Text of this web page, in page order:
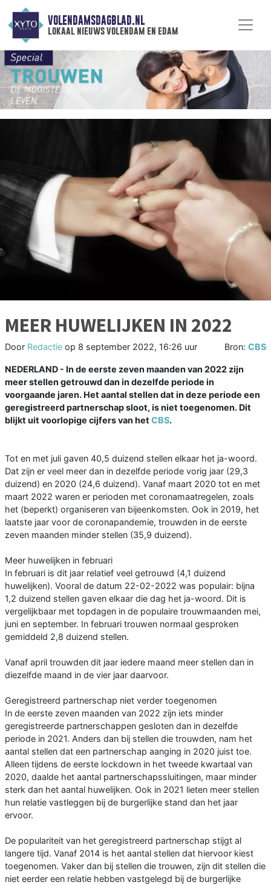
VOLENDAMSDAGBLAD.NL
lokaal nieuws volendam en edam
MEER HUWELIJKEN IN 2022
Door Redactie op 8 september 2022, 16:26 uur Bron: CBS
NEDERLAND - In de eerste zeven maanden van 2022 zijn
meer stellen getrouwd dan in dezelfde periode in
voorgaande jaren. Het aantal stellen dat in deze periode een
geregistreerd partnerschap sloot, is niet toegenomen. Dit
blijkt uit voorlopige cijfers van het CBS.
Tot en met juli gaven 40,5 duizend stellen elkaar het ja-woord.
Dat zijn er veel meer dan in dezelfde periode vorig jaar (29,3
duizend) en 2020 (24,6 duizend). Vanaf maart 2020 tot en met
maart 2022 waren er perioden met coronamaatregelen, zoals
het (beperkt) organiseren van bijeenkomsten. Ook in 2019, het
laatste jaar voor de coronapandemie, trouwden in de eerste
zeven maanden minder stellen (35,9 duizend).
Meer huwelijken in februari
In februari is dit jaar relatief veel getrouwd (4,1 duizend
huwelijken). Vooral de datum 22-02-2022 was populair: bijna
1,2 duizend stellen gaven elkaar die dag het ja-woord. Dit is
vergelijkbaar met topdagen in de populaire trouwmaanden mei,
juni en september. In februari trouwen normaal gesproken
gemiddeld 2,8 duizend stellen.
Vanaf april trouwden dit jaar iedere maand meer stellen dan in
diezelfde maand in de vier jaar daarvoor.
Geregistreerd partnerschap niet verder toegenomen
In de eerste zeven maanden van 2022 zijn iets minder
geregistreerde partnerschappen gesloten dan in dezelfde
periode in 2021. Anders dan bij stellen die trouwden, nam het
aantal stellen dat een partnerschap aanging in 2020 juist toe.
Alleen tijdens de eerste lockdown in het tweede kwartaal van
2020, daalde het aantal partnerschapssluitingen, maar minder
sterk dan het aantal huwelijken. Ook in 2021 lieten meer stellen
hun relatie vastleggen bij de burgerlijke stand dan het jaar
ervoor.
De populariteit van het geregistreerd partnerschap stijgt al
langere tijd. Vanaf 2014 is het aantal stellen dat hiervoor kiest
toegenomen. Vaker dan bij stellen die trouwen, zijn dit stellen die
niet eerder een relatie hebben vastgelegd bij de burgerlijke